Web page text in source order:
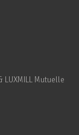
LUXMILL Mutuelle